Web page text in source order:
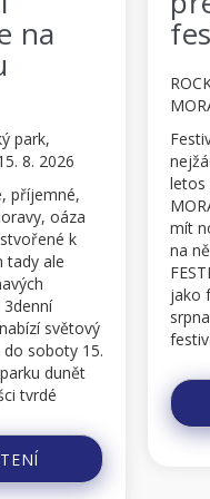
ROCK CASTLE
MORAVSKÝ
Festivalová trička.
nejžádanější
letos na ROCK
MORAVSKÉM
mít nové motivy
na ně do festival
FESTIVAL SHOP
jako festivalový
srpna v 11:00 a
festivalové brány!
V prodeji budou